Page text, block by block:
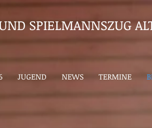
SPIELMANNSZUG
JUGEND NEWS TERMINE